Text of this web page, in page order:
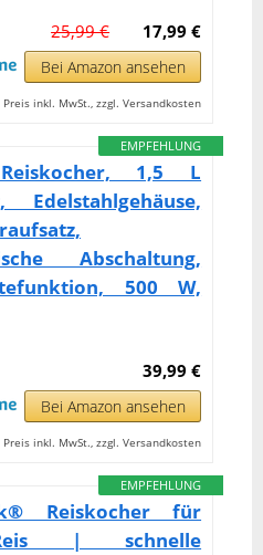
17,99 €
25,99 €
Bei Amazon ansehen
Preis inkl. MwSt., zzgl. Versandkosten
EMPFEHLUNG
1,5 L
Edelstahlgehäuse,
Abschaltung,
500 W,
39,99 €
Bei Amazon ansehen
Preis inkl. MwSt., zzgl. Versandkosten
EMPFEHLUNG
Reiskocher für
| schnelle